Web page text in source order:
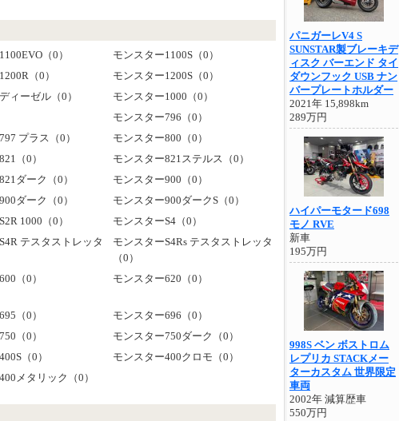
（0）
モンスター1100S（0）
（0）
モンスター1200S（0）
ィーゼル（0）
モンスター1000（0）
モンスター796（0）
プラス（0）
モンスター800（0）
（0）
モンスター821ステルス（0）
ダーク（0）
モンスター900（0）
ダーク（0）
モンスター900ダークS（0）
1000（0）
モンスターS4（0）
テスタストレッタ
モンスターS4Rs テスタストレッタ
（0）
（0） モンスター620（0）
（0）
モンスター696（0）
（0）
モンスター750ダーク（0）
（0）
モンスター400クロモ（0）
メタリック（0）
パニガーレV4 S
SUNSTAR製ブレーキデ
ィスク バーエンド タイ
ダウンフック USB ナン
バープレートホルダー
2021年 15,898km
289万円
ハイパーモタード698
モノ RVE
新車
195万円
998S ベン ボストロム
レプリカ STACKメー
ターカスタム 世界限定
車両
2002年 減算歴車
550万円